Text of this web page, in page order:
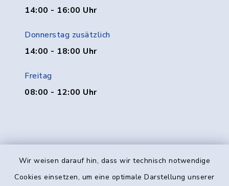
Wir weisen darauf hin, dass wir technisch notwendige
Cookies einsetzen, um eine optimale Darstellung unserer
14:00 - 16:00 Uhr
Donnerstag zusätzlich
14:00 - 18:00 Uhr
Freitag
08:00 - 12:00 Uhr
Kontakt